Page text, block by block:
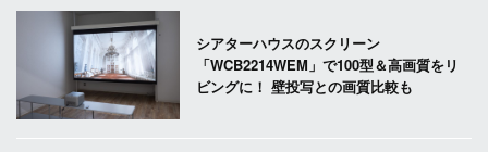
シアターハウスのスクリーン
「WCB2214WEM」で100型＆高画質をリ
ビングに！ 壁投写との画質比較も